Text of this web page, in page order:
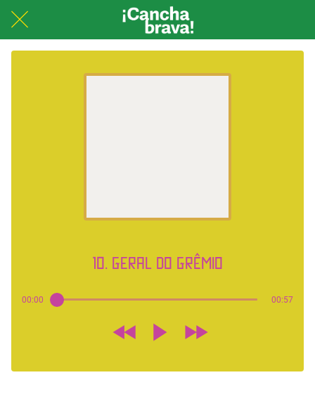
10. Geral do grêmio
00:00 00:57